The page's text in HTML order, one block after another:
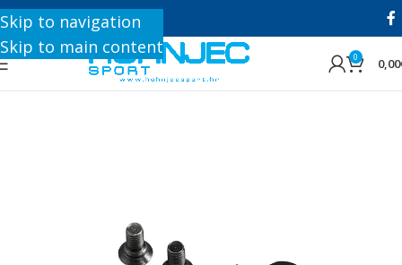
Skip to navigation
Skip to main content
+385 1 8896 200
0 0,00